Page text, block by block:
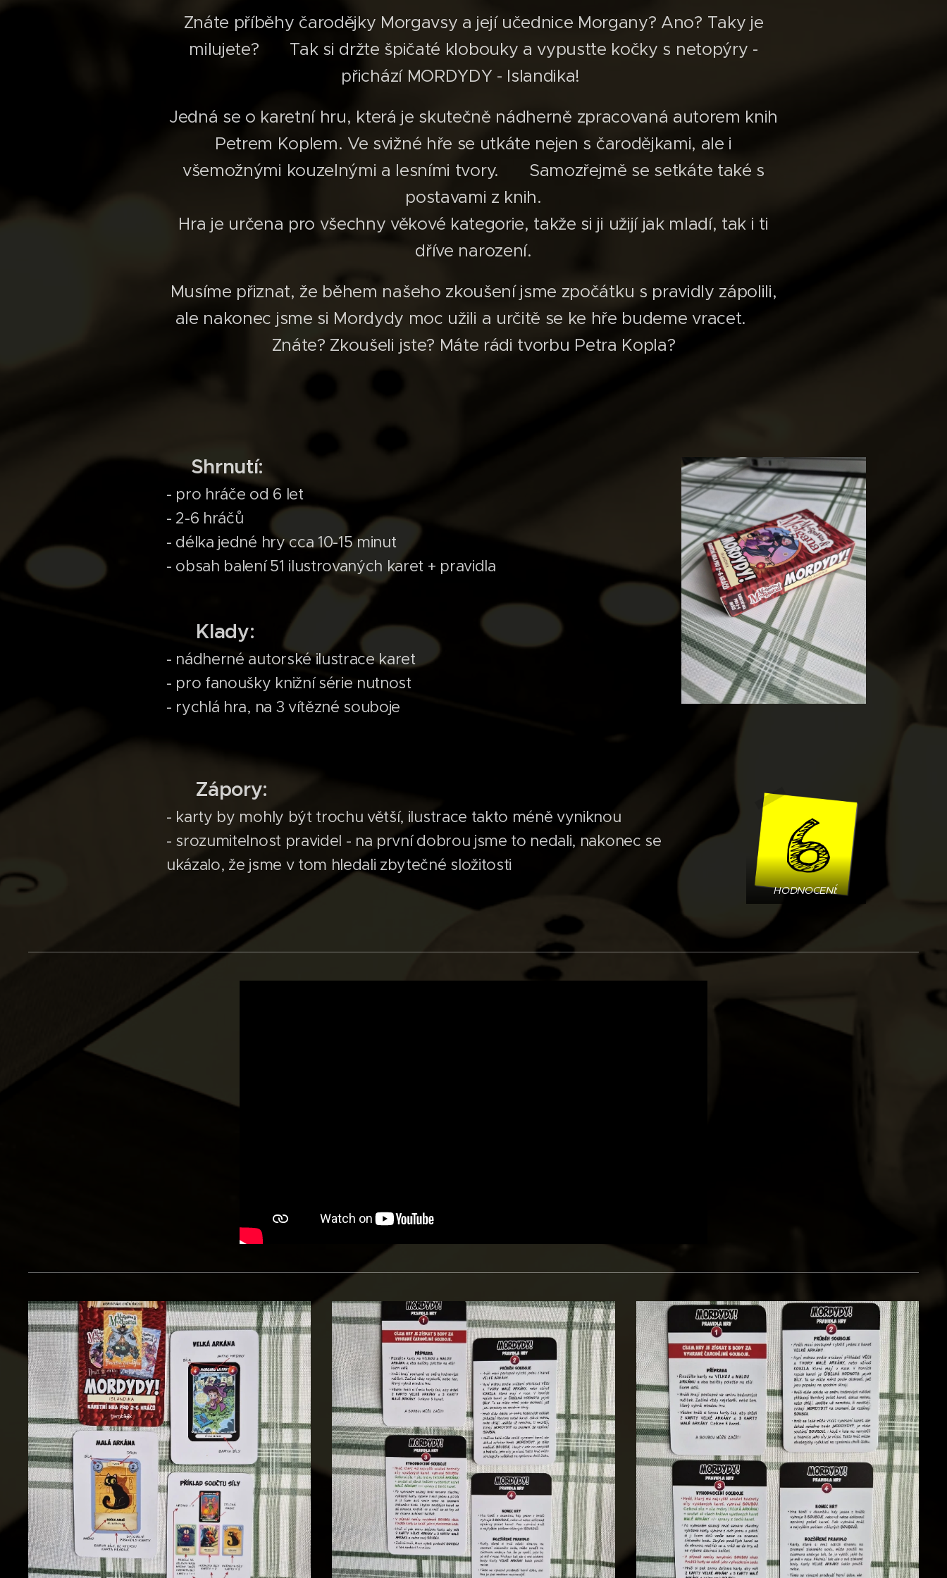
Znáte příběhy čarodějky Morgavsy a její učednice Morgany? Ano? Taky je
milujete? ❤️ Tak si držte špičaté klobouky a vypusťte kočky s netopýry -
přichází MORDYDY - Islandika! 🤩
Jedná se o karetní hru, která je skutečně nádherně zpracovaná autorem knih
Petrem Koplem. Ve svižné hře se utkáte nejen s čarodějkami, ale i
všemožnými kouzelnými a lesními tvory. 🫶 Samozřejmě se setkáte také s
postavami z knih.
Hra je určena pro všechny věkové kategorie, takže si ji užijí jak mladí, tak i ti
dříve narození.
Musíme přiznat, že během našeho zkoušení jsme zpočátku s pravidly zápolili,
ale nakonec jsme si Mordydy moc užili a určitě se ke hře budeme vracet. 😊
Znáte? Zkoušeli jste? Máte rádi tvorbu Petra Kopla?
◼️Shrnutí:
- pro hráče od 6 let
- 2-6 hráčů
- délka jedné hry cca 10-15 minut
- obsah balení 51 ilustrovaných karet + pravidla
➕️ Klady:
- nádherné autorské ilustrace karet
- pro fanoušky knižní série nutnost
- rychlá hra, na 3 vítězné souboje
HODNOCENÍ:
➖️ Zápory:
- karty by mohly být trochu větší, ilustrace takto méně vyniknou
- srozumitelnost pravidel - na první dobrou jsme to nedali, nakonec se
ukázalo, že jsme v tom hledali zbytečné složitosti 😅